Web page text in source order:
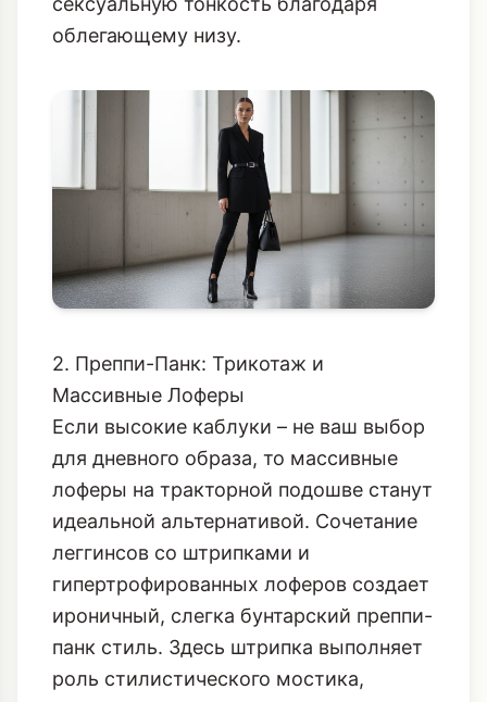
Этот образ кричит о власти и
уверенности, но сохраняет
облегающему низу.
2. Преппи-Панк: Трикотаж и
Массивные Лоферы
Если высокие каблуки – не ваш выбор
для дневного образа, то массивные
лоферы на тракторной подошве станут
идеальной альтернативой. Сочетание
леггинсов со штрипками и
гипертрофированных лоферовсоздает
ироничный, слегка бунтарский преппи-